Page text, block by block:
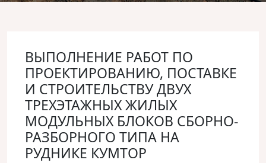
ВЫПОЛНЕНИЕ РАБОТ ПО
ПРОЕКТИРОВАНИЮ, ПОСТАВКЕ
И СТРОИТЕЛЬСТВУ ДВУХ
ТРЕХЭТАЖНЫХ ЖИЛЫХ
МОДУЛЬНЫХ БЛОКОВ СБОРНО-
РАЗБОРНОГО ТИПА НА
РУДНИКЕ КУМТОР